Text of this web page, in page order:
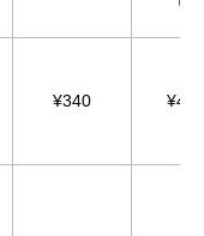
¥340 ¥440